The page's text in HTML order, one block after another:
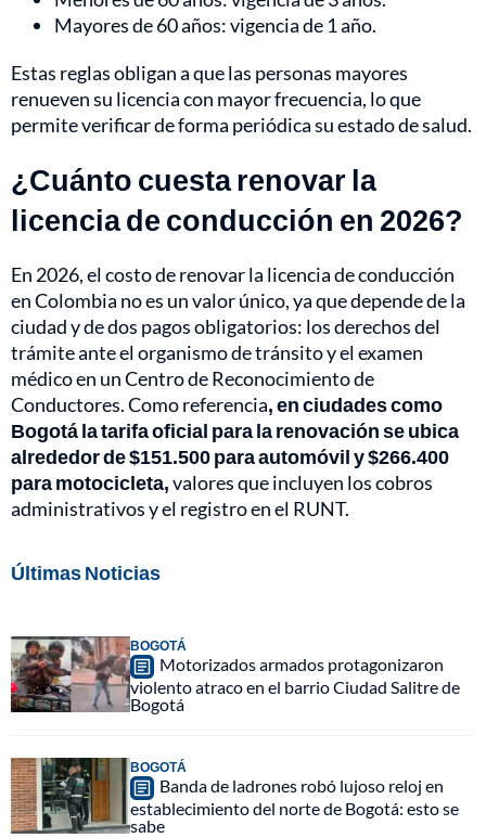
Mayores de 60 años: vigencia de 1 año.
Estas reglas obligan a que las personas mayores
renueven su licencia con mayor frecuencia, lo que
permite verificar de forma periódica su estado de salud.
¿Cuánto cuesta renovar la
licencia de conducción en 2026?
En 2026, el costo de renovar la licencia de conducción
en Colombia no es un valor único, ya que depende de la
ciudad y de dos pagos obligatorios: los derechos del
trámite ante el organismo de tránsito y el examen
médico en un Centro de Reconocimiento de
Conductores. Como referencia, en ciudades como
Bogotá la tarifa oficial para la renovación se ubica
alrededor de $151.500 para automóvil y $266.400
para motocicleta,valores que incluyen los cobros
administrativos y el registro en el RUNT.
Últimas Noticias
BOGOTÁ
Motorizados armados protagonizaron
violento atraco en el barrio Ciudad Salitre de
Bogotá
BOGOTÁ
Banda de ladrones robó lujoso reloj en
establecimiento del norte de Bogotá: esto se
sabe